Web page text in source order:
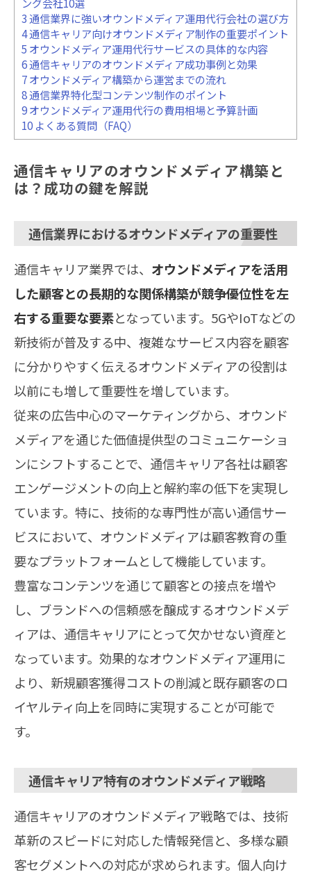
3通信業界に強いオウンドメディア運用代行会社の選び方
4通信キャリア向けオウンドメディア制作の重要ポイント
5 オウンドメディア運用代行サービスの具体的な内容
6通信キャリアのオウンドメディア成功事例と効果
7オウンドメディア構築から運営までの流れ
8通信業界特化型コンテンツ制作のポイント
9オウンドメディア運用代行の費用相場と予算計画
10 よくある質問（FAQ）
通信キャリアのオウンドメディア構築と
は？成功の鍵を解説
通信業界におけるオウンドメディアの重要性
通信キャリア業界では、 オウンドメディアを活用
した顧客との長期的な関係構築が競争優位性を左
右する重要な要素となっています。5GやIoTなどの
新技術が普及する中、複雑なサービス内容を顧客
に分かりやすく伝えるオウンドメディアの役割は
以前にも増して重要性を増しています。
従来の広告中心のマーケティングから、オウンド
メディアを通じた価値提供型のコミュニケーショ
ンにシフトすることで、通信キャリア各社は顧客
エンゲージメントの向上と解約率の低下を実現し
ています。特に、技術的な専門性が高い通信サー
ビスにおいて、オウンドメディアは顧客教育の重
要なプラットフォームとして機能しています。
豊富なコンテンツを通じて顧客との接点を増や
し、ブランドへの信頼感を醸成するオウンドメデ
ィアは、通信キャリアにとって欠かせない資産と
なっています。効果的なオウンドメディア運用に
より、新規顧客獲得コストの削減と既存顧客のロ
イヤルティ向上を同時に実現することが可能で
す。
通信キャリア特有のオウンドメディア戦略
通信キャリアのオウンドメディア戦略では、技術
革新のスピードに対応した情報発信と、多様な顧
客セグメントへの対応が求められます。個人向け